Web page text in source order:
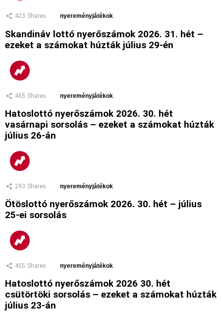
423 Shares nyereményjátékok
Skandináv lottó nyerőszámok 2026. 31. hét –
ezeket a számokat húzták július 29-én
455 Shares nyereményjátékok
Hatoslottó nyerőszámok 2026. 30. hét
vasárnapi sorsolás – ezeket a számokat húzták
július 26-án
293 Shares nyereményjátékok
Ötöslottó nyerőszámok 2026. 30. hét – július
25-ei sorsolás
455 Shares nyereményjátékok
Hatoslottó nyerőszámok 2026 30. hét
csütörtöki sorsolás – ezeket a számokat húzták
július 23-án